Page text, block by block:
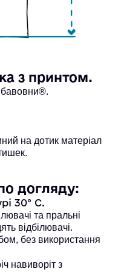
з принтом.
бавовни®.
на дотик матеріал
догляду:
30° С.
та пральні
відбілювачі.
без використання
навиворіт з